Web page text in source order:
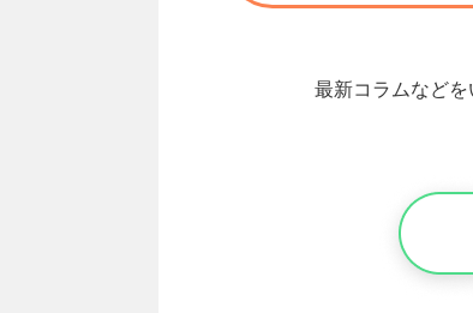
最新コラムなどを